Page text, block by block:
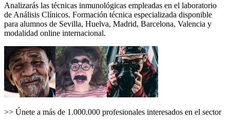
Analizarás las técnicas inmunológicas empleadas en el laboratorio
de Análisis Clínicos. Formación técnica especializada disponible
para alumnos de Sevilla, Huelva, Madrid, Barcelona, Valencia y
modalidad online internacional.
>> Únete a más de 1.000.000 profesionales interesados en el sector